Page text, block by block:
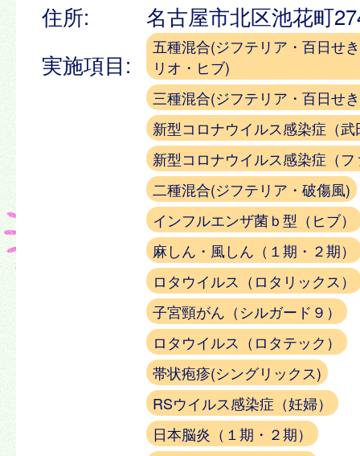
住所:
名古屋市北区池花町
実施項目:
五種混合(ジフテリア・百日せ
リオ・ヒブ)
三種混合(ジフテリア・百日せ
新型コロナウイルス感染症（
新型コロナウイルス感染症（
二種混合(ジフテリア・破傷風)
インフルエンザ菌ｂ型（ヒブ）
麻しん・風しん（１期・２期）
ロタウイルス（ロタリックス）
子宮頸がん（シルガード９）
ロタウイルス（ロタテック）
帯状疱疹(シングリックス)
RSウイルス感染症（妊婦）
日本脳炎（１期・２期）